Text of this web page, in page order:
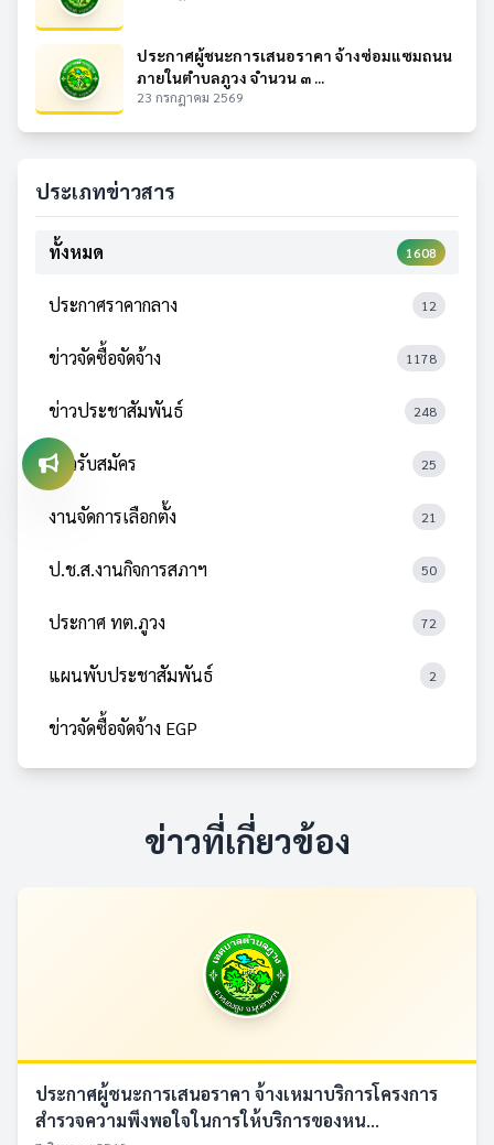
ประกาศผู้ชนะการเสนอราคา จ้างซ่อมแซมถนน
ภายในตำบลภูวง จำนวน ๓ ...
23 กรกฎาคม 2569
ประเภทข่าวสาร
ทั้งหมด 1608
ประกาศราคากลาง 12
ข่าวจัดซื้อจัดจ้าง 1178
ข่าวประชาสัมพันธ์ 248
ข่าวรับสมัคร 25
งานจัดการเลือกตั้ง 21
ป.ช.ส.งานกิจการสภาฯ 50
ประกาศ ทต.ภูวง 72
แผนพับประชาสัมพันธ์ 2
ข่าวจัดซื้อจัดจ้าง EGP
ข่าวที่เกี่ยวข้อง
ประกาศผู้ชนะการเสนอราคา จ้างเหมาบริการโครงการ
สำรวจความพึงพอใจในการให้บริการของหน...